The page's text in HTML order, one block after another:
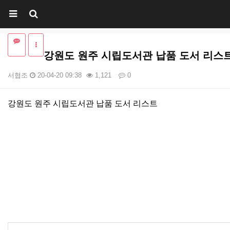
강원도 원주 시립도서관 납품 도서 리스
서협조 20-04-20 09:38 1,121 0
본문
강원도 원주 시립도서관 납품 도서 리스트